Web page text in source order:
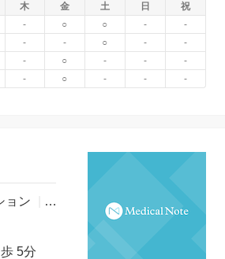
木 金 土 日
祝
- ○ ○ -
-
- - ○ -
-
- ○ - -
-
- ○ - - -
ョン 心療内科 | 精神科・神経科
5分